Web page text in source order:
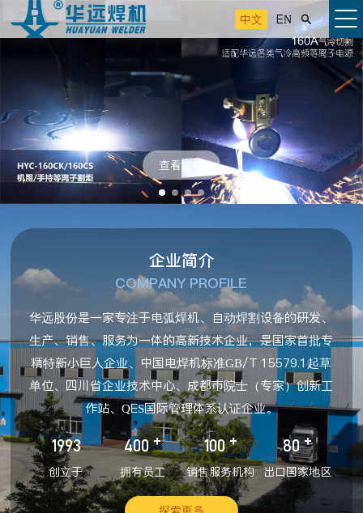
中文 EN 
查看详情
企业简介
COMPANY PROFILE
华远股份是一家专注于电弧焊机、自动焊割设备的研发、
生产、销售、服务为一体的高新技术企业，是国家首批专
精特新小巨人企业、中国电焊机标准GB/T 15579.1起草
单位、四川省企业技术中心、成都市院士（专家）创新工
作站、QES国际管理体系认证企业。
1993
创立于
400 +
拥有员工
100 +
销售服务机构
80 +
出口国家地区